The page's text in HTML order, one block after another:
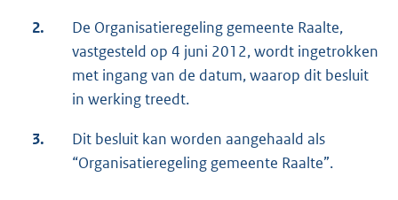
2.
De Organisatieregeling gemeente Raalte,
vastgesteld op 4 juni 2012, wordt ingetrokken
met ingang van de datum, waarop dit besluit
in werking treedt.
3.
Dit besluit kan worden aangehaald als
“Organisatieregeling gemeente Raalte”.